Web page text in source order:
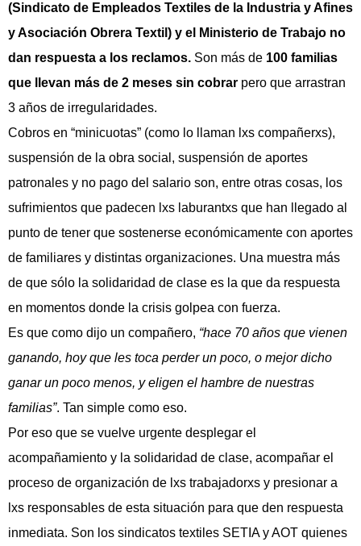
(Sindicato de Empleados Textiles de la Industria y Afines
y Asociación Obrera Textil) y el Ministerio de Trabajo no
dan respuesta a los reclamos. Son más de 100 familias
que llevan más de 2 meses sin cobrar pero que arrastran
3 años de irregularidades.
Cobros en “minicuotas” (como lo llaman lxs compañerxs),
suspensión de la obra social, suspensión de aportes
patronales y no pago del salario son, entre otras cosas, los
sufrimientos que padecen lxs laburantxs que han llegado al
punto de tener que sostenerse económicamente con aportes
de familiares y distintas organizaciones. Una muestra más
de que sólo la solidaridad de clase es la que da respuesta
en momentos donde la crisis golpea con fuerza.
Es que como dijo un compañero, “hace 70 años que vienen
ganando, hoy que les toca perder un poco, o mejor dicho
ganar un poco menos, y eligen el hambre de nuestras
familias”. Tan simple como eso.
Por eso que se vuelve urgente desplegar el
acompañamiento y la solidaridad de clase, acompañar el
proceso de organización de lxs trabajadorxs y presionar a
lxs responsables de esta situación para que den respuesta
inmediata. Son los sindicatos textiles SETIA y AOT quienes